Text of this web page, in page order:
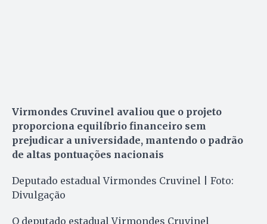
Virmondes Cruvinel avaliou que o projeto
proporciona equilíbrio financeiro sem
prejudicar a universidade, mantendo o padrão
de altas pontuações nacionais
Deputado estadual Virmondes Cruvinel | Foto:
Divulgação
O deputado estadual Virmondes Cruvinel